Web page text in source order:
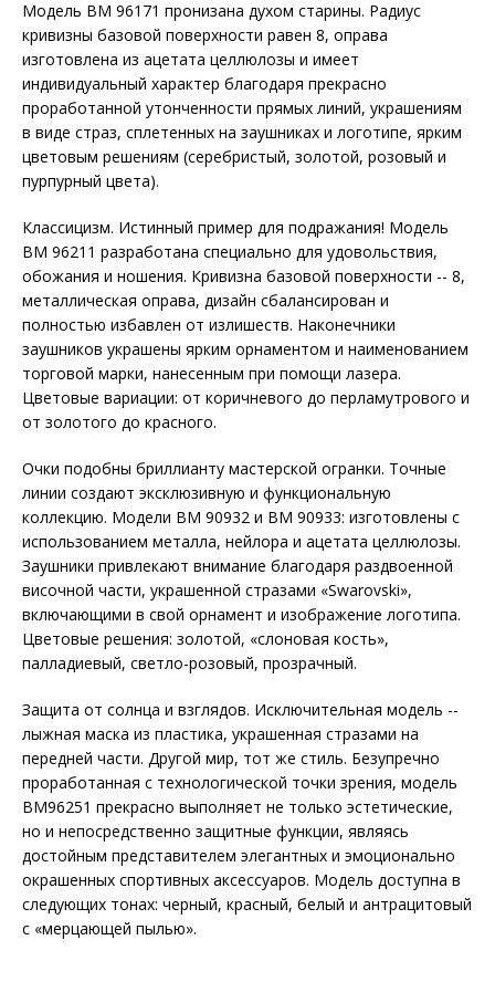
Модель BM 96171 пронизана духом старины. Радиус
кривизны базовой поверхности равен 8, оправа
изготовлена из ацетата целлюлозы и имеет
индивидуальный характер благодаря прекрасно
проработанной утонченности прямых линий, украшениям
в виде страз, сплетенных на заушниках и логотипе, ярким
цветовым решениям (серебристый, золотой, розовый и
пурпурный цвета).
Классицизм. Истинный пример для подражания! Модель
BM 96211 разработана специально для удовольствия,
обожания и ношения. Кривизна базовой поверхности -- 8,
металлическая оправа, дизайн сбалансирован и
полностью избавлен от излишеств. Наконечники
заушников украшены ярким орнаментом и наименованием
торговой марки, нанесенным при помощи лазера.
Цветовые вариации: от коричневого до перламутрового и
от золотого до красного.
Очки подобны бриллианту мастерской огранки. Точные
линии создают эксклюзивную и функциональную
коллекцию. Модели BM 90932 и BM 90933: изготовлены с
использованием металла, нейлора и ацетата целлюлозы.
Заушники привлекают внимание благодаря раздвоенной
височной части, украшенной стразами «Swarovski»,
включающими в свой орнамент и изображение логотипа.
Цветовые решения: золотой, «слоновая кость»,
палладиевый, светло-розовый, прозрачный.
Защита от солнца и взглядов. Исключительная модель --
лыжная маска из пластика, украшенная стразами на
передней части. Другой мир, тот же стиль. Безупречно
проработанная с технологической точки зрения, модель
BM96251 прекрасно выполняет не только эстетические,
но и непосредственно защитные функции, являясь
достойным представителем элегантных и эмоционально
окрашенных спортивных аксессуаров. Модель доступна в
следующих тонах: черный, красный, белый и антрацитовый
с «мерцающей пылью».